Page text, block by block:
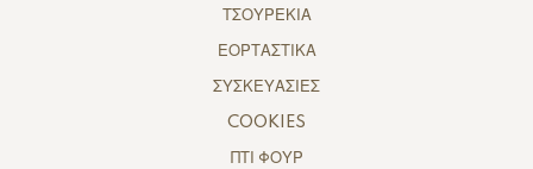
ΤΣΟΥΡΕΚΙΑ
ΕΟΡΤΑΣΤΙΚΑ
ΣΥΣΚΕΥΑΣΙΕΣ
COOKIES
ΠΤΙ ΦΟΥΡ